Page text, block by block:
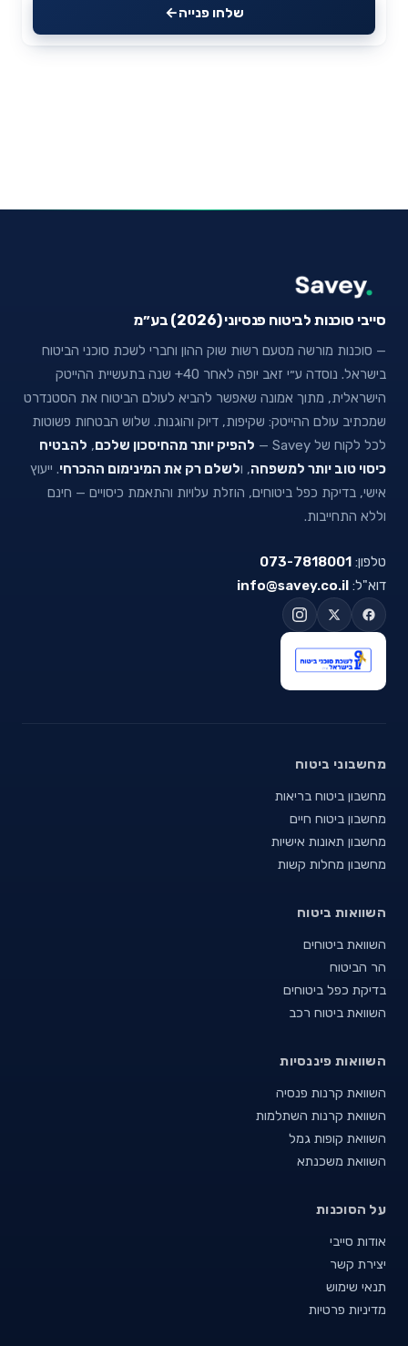
שלחו פנייה
סייבי סוכנות לביטוח פנסיוני (2026) בע״מ
— סוכנות מורשה מטעם רשות שוק ההון וחברי לשכת סוכני הביטוח
בישראל. נוסדה ע״י זאב יופה לאחר 40+ שנה בתעשיית ההייטק
הישראלית, מתוך אמונה שאפשר להביא לעולם הביטוח את הסטנדרט
שמכתיב עולם ההייטק: שקיפות, דיוק והוגנות. שלוש הבטחות פשוטות
לכל לקוח של Savey —
להפיק יותר מהחיסכון שלכם, להבטיח
כיסוי טוב יותר למשפחה, ולשלם רק את המינימום ההכרחי. ייעוץ
אישי, בדיקת כפל ביטוחים, הוזלת עלויות והתאמת כיסויים — חינם
וללא התחייבות.
טלפון: 073-7818001
דוא"ל: info@savey.co.il
מחשבוני ביטוח
מחשבון ביטוח בריאות
מחשבון ביטוח חיים
מחשבון תאונות אישיות
מחשבון מחלות קשות
השוואות ביטוח
השוואת ביטוחים
הר הביטוח
בדיקת כפל ביטוחים
השוואת ביטוח רכב
השוואות פיננסיות
השוואת קרנות פנסיה
השוואת קרנות השתלמות
השוואת קופות גמל
השוואת משכנתא
על הסוכנות
אודות סייבי
יצירת קשר
תנאי שימוש
מדיניות פרטיות